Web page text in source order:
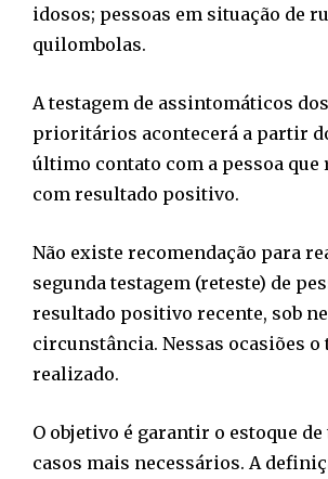
idosos; pessoas em situação de
quilombolas.
A testagem de assintomáticos
prioritários acontecerá a partir
último contato com a pessoa que
com resultado positivo.
Não existe recomendação para
segunda testagem (reteste) de
resultado positivo recente, sob
circunstância. Nessas ocasiões o
realizado.
O objetivo é garantir o estoque
casos mais necessários. A